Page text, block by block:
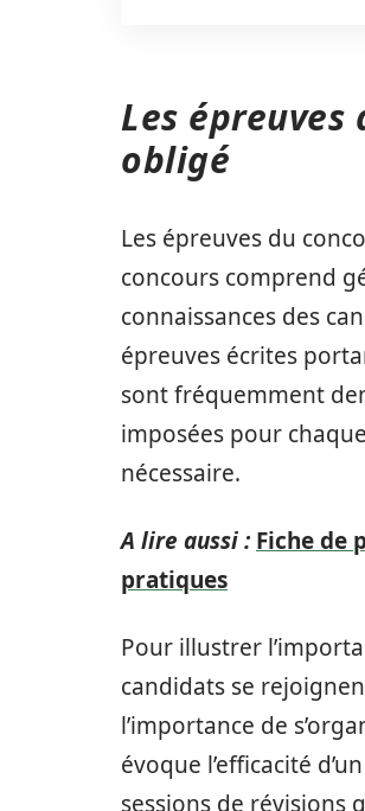
Les épreuves
obligé
Les épreuves du
concours comprend
connaissances des
épreuves écrites
sont fréquemment
imposées pour
nécessaire.
A lire aussi : Fiche de
pratiques
Pour illustrer
candidats se
l’importance de
évoque l’efficacité
sessions de révisions